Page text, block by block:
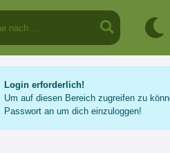
Login erforderlich!
Um auf diesen Bereich zugreifen zu
Passwort an um dich einzuloggen!